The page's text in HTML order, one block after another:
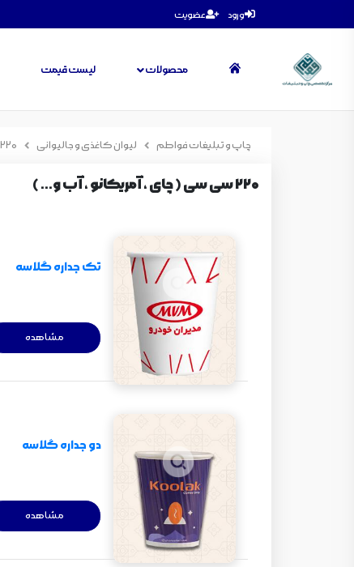
ورود عضویت
محصولات لیست قیمت
چاپ و تبلیغات فواطم لیوان کاغذی و جالیوانی 220 سی سی ( چای ، آمریکانو ، آب و... )
220 سی سی ( چای ، آمریکانو ، آب و... )
تک جداره گلاسه
مشاهده
دو جداره گلاسه
مشاهده